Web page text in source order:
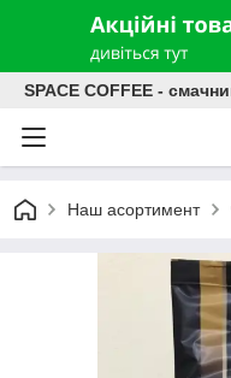
SPACE COFFEE -
Наш асортимент